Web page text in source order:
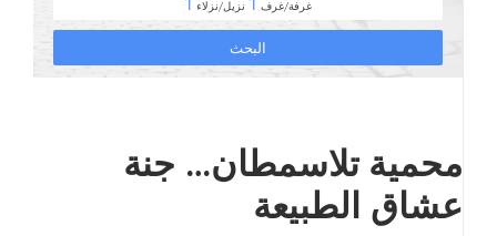
محمية تلاسمطان… جنة
عشاق الطبيعة